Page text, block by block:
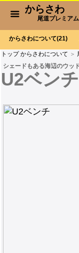
からさわ
尾道プレミア
からさわについて(21)
シェードもある海辺のウッ
トップ からさわについて ＞
U2ベンチ